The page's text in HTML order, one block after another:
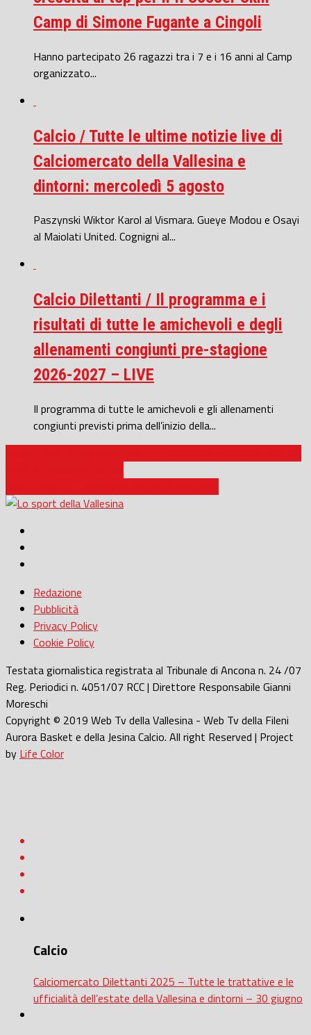
Camp di Simone Fugante a Cingoli
Hanno partecipato 26 ragazzi tra i 7 e i 16 anni al Camp
organizzato...
Calcio / Tutte le ultime notizie live di
Calciomercato della Vallesina e
dintorni: mercoledì 5 agosto
Paszynski Wiktor Karol al Vismara. Gueye Modou e Osayi
al Maiolati United. Cognigni al...
Calcio Dilettanti / Il programma e i
risultati di tutte le amichevoli e degli
allenamenti congiunti pre-stagione
2026-2027 – LIVE
Il programma di tutte le amichevoli e gli allenamenti
congiunti previsti prima dell’inizio della...
Redazione
Pubblicità
Privacy Policy
Cookie Policy
Testata giornalistica registrata al Tribunale di Ancona n. 24 /07
Reg. Periodici n. 4051/07 RCC | Direttore Responsabile Gianni
Moreschi
Copyright © 2019 Web Tv della Vallesina - Web Tv della Fileni
Aurora Basket e della Jesina Calcio. All right Reserved | Project
by Life Color
Calcio
Calciomercato Dilettanti 2025 – Tutte le trattative e le
ufficialità dell’estate della Vallesina e dintorni – 30 giugno